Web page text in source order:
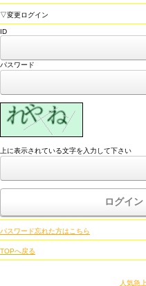
▽変更ログイン
ID
パスワード
上に表示されている文字を入力して下さい
パスワード忘れた方はこちら
TOPへ戻る
人気急